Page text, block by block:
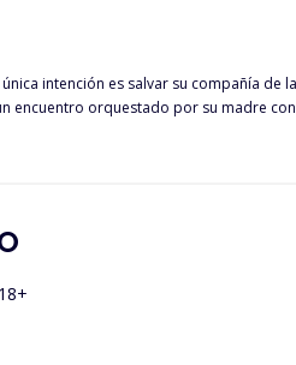
intención es salvar su compañía
encuentro orquestado por su madre
no serán bien recibidas por la
18+